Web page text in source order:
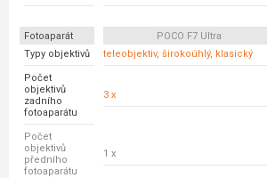
Fotoaparát POCO F7 Ultra
Typy objektivů
teleobjektiv, širokoúhlý, klasický
Počet
objektivů
zadního
fotoaparátu
3 x
Počet
objektivů
předního
fotoaparátu
1 x